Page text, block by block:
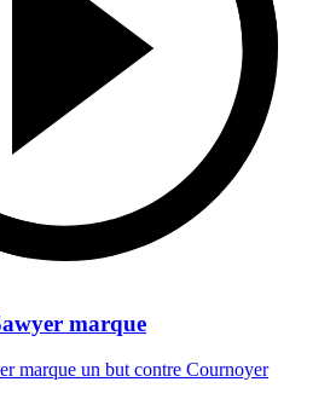
marque
marque un but contre Cournoyer